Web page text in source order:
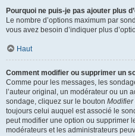
Pourquoi ne puis-je pas ajouter plus
Le nombre d’options maximum par
vous avez besoin d’indiquer plus
Haut
Comment modifier ou supprimer un
Comme pour les messages, les
l’auteur original, un modérateur ou un
sondage, cliquez sur le bouton Modifier
toujours celui auquel est associé le
peut modifier une option ou supprimer
modérateurs et les administrateurs